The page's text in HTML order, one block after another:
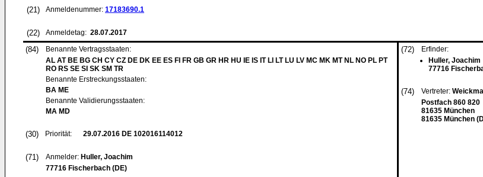
(21) Anmeldenummer: 17183690.1
(22) Anmeldetag: 28.07.2017
(84)
Benannte Vertragsstaaten:
AL AT BE BG CH CY CZ DE DK EE ES FI FR GB GR HR HU IE IS IT LI LT LU LV MC MK MT NL NO PL PT
RO RS SE SI SK SM TR
Benannte Erstreckungsstaaten:
BA ME
Benannte Validierungsstaaten:
MA MD
(30) Priorität: 29.07.2016 DE 102016114012
(71) Anmelder: Huller, Joachim
77716 Fischerbach (DE)
(72)
Erfinder:
Huller, Joachim
77716
(74) Vertreter:
Postfach 860 820
81635 München
81635 München